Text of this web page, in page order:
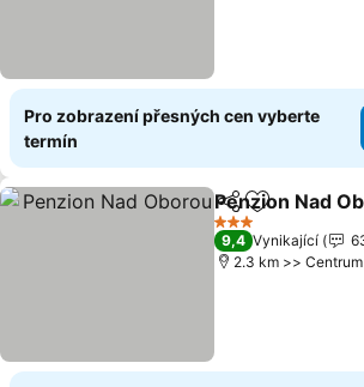
Pro zobrazení přesných cen vyberte
termín
SdíletPřidat na
Penzion Nad
3 Počet hvězdiček
9,4 Vynikající
2.3 km >>